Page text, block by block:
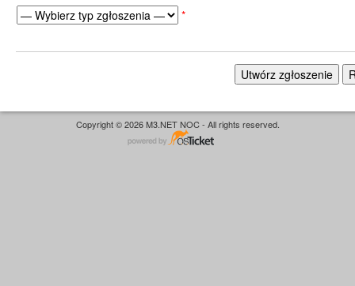
*
Copyright © 2026 M3.NET NOC - All rights reserved.